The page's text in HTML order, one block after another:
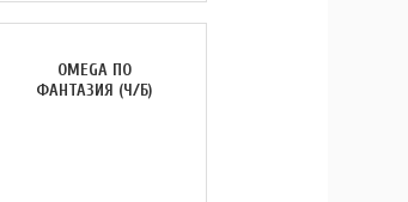
OMEGA ПО
ФАНТАЗИЯ (Ч/Б)